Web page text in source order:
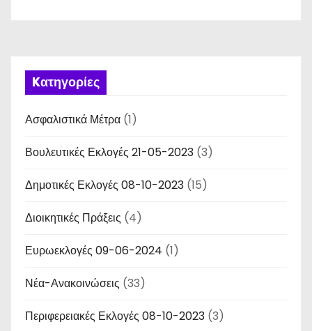
Kατηγορίες
Ασφαλιστικά Μέτρα (1)
Βουλευτικές Εκλογές 21-05-2023 (3)
Δημοτικές Εκλογές 08-10-2023 (15)
Διοικητικές Πράξεις (4)
Ευρωεκλογές 09-06-2024 (1)
Νέα-Ανακοινώσεις (33)
Περιφερειακές Εκλογές 08-10-2023 (3)